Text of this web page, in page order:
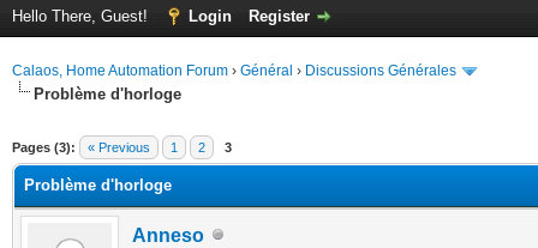
Hello There, Guest! Login Register
Calaos, Home Automation Forum › Général › Discussions Générales
Problème d'horloge
Pages (3): « Previous 1 2 3
Problème d'horloge
Anneso